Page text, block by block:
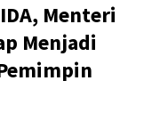
Menteri
Menjadi